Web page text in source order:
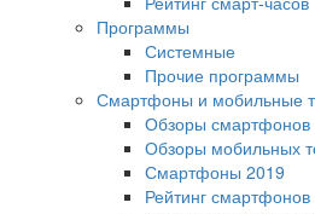
Программы
Системные
Прочие программы
Смартфоны и мобильные
Обзоры смартфонов
Обзоры мобильных
Смартфоны 2019
Рейтинг смартфонов